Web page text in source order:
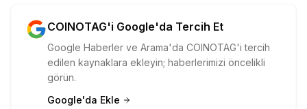
COINOTAG'i Google'da Tercih Et
Google Haberler ve Arama'da COINOTAG'i tercih
edilen kaynaklara ekleyin; haberlerimizi öncelikli
görün.
Google'da Ekle